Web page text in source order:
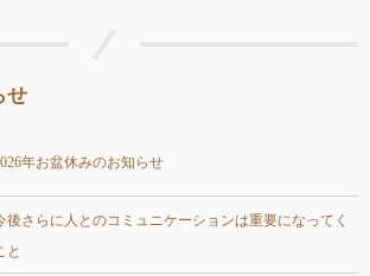
せ
年お盆休みのお知らせ
後さらに人とのコミュニケーションは重要になってく
と